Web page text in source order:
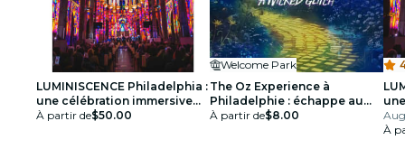
LUMINISCENCE Philadelphia :
une célébration immersive
de la lumière, de la musique
À partir de$50.00
Welcome Park
The Oz Experience à
Philadelphie : échappe au
vilain bug !
À partir de$8.00
de
et
À